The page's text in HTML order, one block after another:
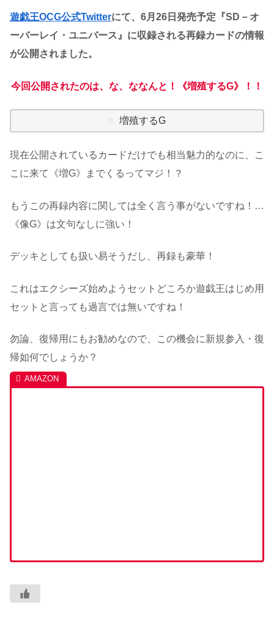
遊戯王OCG公式Twitterにて、6月26日発売予定『SD－オ
ーバーレイ・ユニバース』に収録される再録カードの情報
が公開されました。
今回公開されたのは、な、ななんと！《増殖するG》！！
増殖するG
現在公開されているカードだけでも相当魅力的なのに、こ
こに来て《増G》までくるってマジ！？
もうこの再録内容に関しては全く言う事がないですね！…
《像G》は文句なしに強い！
デッキとしても扱い易そうだし、再録も豪華！
これはエクシーズ始めようセットどころか遊戯王はじめ用
セットと言っても過言では無いですね！
勿論、復帰用にもお勧めなので、この機会に新規参入・復
帰如何でしょうか？